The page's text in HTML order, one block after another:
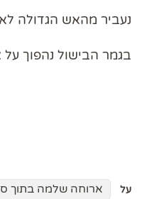
נעביר מהאש הגדולה
בגמר הבישול נהפוך על
על ארוחה שלמה בתוך